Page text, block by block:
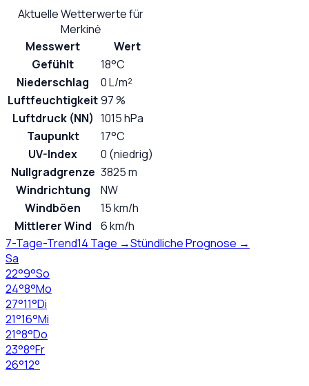
Aktuelle Wetterwerte für
Merkinė
Messwert
Wert
Gefühlt
18°C
Niederschlag
0 L/m²
Luftfeuchtigkeit97 %
Luftdruck (NN) 1015 hPa
Taupunkt
17°C
UV-Index
0 (niedrig)
Nullgradgrenze 3825 m
Windrichtung
NW
Windböen
15 km/h
Mittlerer Wind
6 km/h
7-Tage-Trend14 Tage →Stündliche Prognose →
Sa
22°9°So
24°8°Mo
27°11°Di
21°16°Mi
21°8°Do
23°8°Fr
26°12°